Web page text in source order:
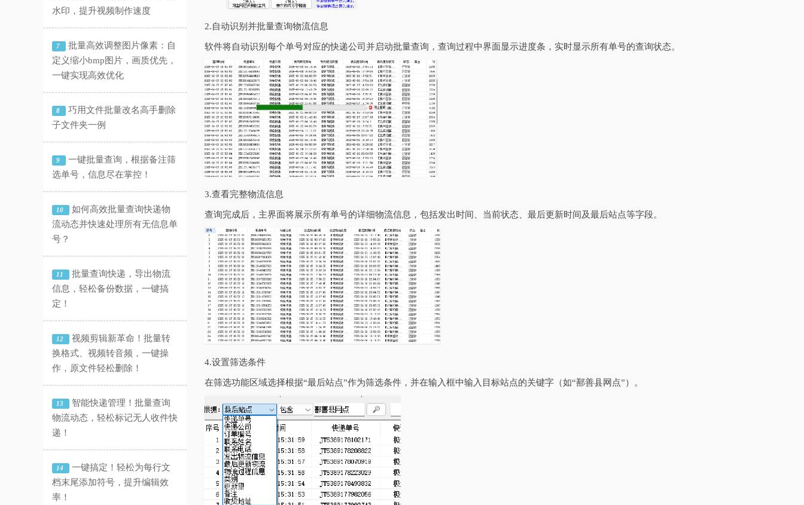
水印，提升视频制作速度
7
批量高效调整图片像素：自
定义缩小bmp图片，画质优先，
一键实现高效优化
8
巧用文件批量改名高手删除
子文件夹一例
9
一键批量查询，根据备注筛
选单号，信息尽在掌控！
10
如何高效批量查询快递物
流动态并快速处理所有无信息单
号？
11
批量查询快递，导出物流
信息，轻松备份数据，一键搞
定！
12
视频剪辑新革命！批量转
换格式、视频转音频，一键操
作，原文件轻松删除！
13
智能快递管理！批量查询
物流动态，轻松标记无人收件快
递！
14
一键搞定！轻松为每行文
档末尾添加符号，提升编辑效
率！
2.自动识别并批量查询物流信息
软件将自动识别每个单号对应的快递公司并启动批量查询，查询过程中界面显示进度条，实时显示所有单号的查询状态。
3.查看完整物流信息
查询完成后，主界面将展示所有单号的详细物流信息，包括发出时间、当前状态、最后更新时间及最后站点等字段。
4.设置筛选条件
在筛选功能区域选择根据“最后站点”作为筛选条件，并在输入框中输入目标站点的关键字（如“鄯善县网点”）。